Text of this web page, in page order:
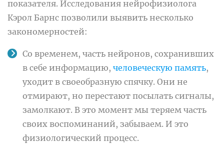
показателя. Исследования нейрофизиолога
Кэрол Барнс позволили выявить несколько
закономерностей:
Со временем, часть нейронов, сохранивших
в себе информацию, человеческую память,
уходит в своеобразную спячку. Они не
отмирают, но перестают посылать сигналы,
замолкают. В это момент мы теряем часть
своих воспоминаний, забываем. И это
физиологический процесс.